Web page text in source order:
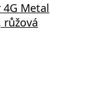
Metal
růžová